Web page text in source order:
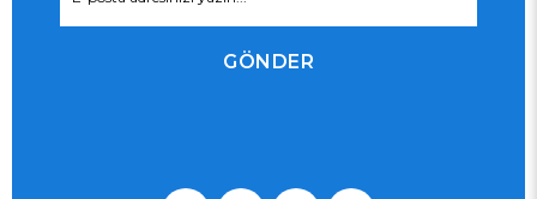
GÖNDER